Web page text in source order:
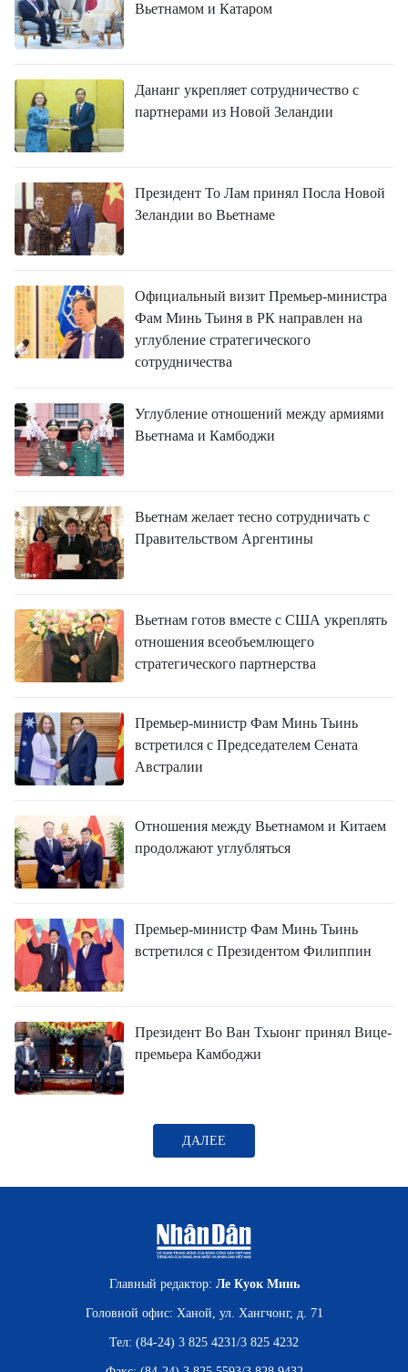
Вьетнамом и Катаром
Дананг укрепляет сотрудничество с
партнерами из Новой Зеландии
Президент То Лам принял Посла Новой
Зеландии во Вьетнаме
Официальный визит Премьер-министра
Фам Минь Тьиня в РК направлен на
углубление стратегического
сотрудничества
Углубление отношений между армиями
Вьетнама и Камбоджи
Вьетнам желает тесно сотрудничать с
Правительством Аргентины
Вьетнам готов вместе с США укреплять
отношения всеобъемлющего
стратегического партнерства
Премьер-министр Фам Минь Тьинь
встретился с Председателем Сената
Австралии
Отношения между Вьетнамом и Китаем
продолжают углубляться
Премьер-министр Фам Минь Тьинь
встретился с Президентом Филиппин
Президент Во Ван Тхыонг принял Вице-
премьера Камбоджи
ДАЛЕЕ
Главный редактор: Ле Куок Минь
Головной офис: Ханой, ул. Хангчонг, д. 71
Тел: (84-24) 3 825 4231/3 825 4232